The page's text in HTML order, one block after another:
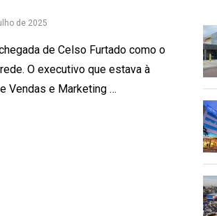
de 2025
de Celso Furtado como o
O executivo que estava à
Vendas e Marketing …